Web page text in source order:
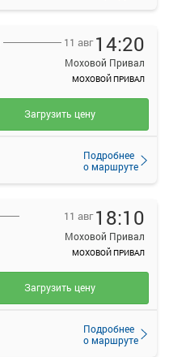
11 авг 14:20
Моховой Привал
МОХОВОЙ ПРИВАЛ
Подробнее
о маршруте
Загрузить цену
11 авг 18:10
Моховой Привал
МОХОВОЙ ПРИВАЛ
Подробнее
о маршруте
Загрузить цену